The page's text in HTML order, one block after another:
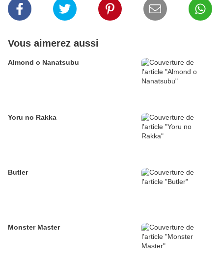
Vous aimerez aussi
Almond o Nanatsubu
Yoru no Rakka
Butler
Monster Master